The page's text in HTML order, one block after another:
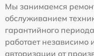
Мы занимаемся
обслуживанием
гарантийного
работает
авторизации от